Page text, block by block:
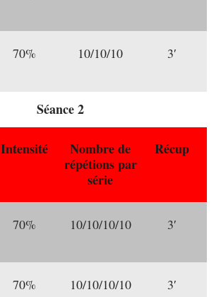
70% 10/10/10 3′
Séance 2
Intensité
Nombre de
répétions par
série
Récup
70% 10/10/10/10 3′
70% 10/10/10/10 3′